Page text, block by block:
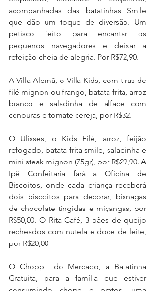
acompanhadas das batatinhas Smile
que dão um toque de diversão. Um
petisco feito para encantar os
pequenos navegadores e deixar a
refeição cheia de alegria. Por R$72,90.
A Villa Alemã, o Villa Kids, com tiras de
filé mignon ou frango, batata frita, arroz
branco e saladinha de alface com
cenouras e tomate cereja, por R$32.
O Ulisses, o Kids Filé, arroz, feijão
refogado, batata frita smile, saladinha e
mini steak mignon (75gr), por R$29,90. A
Ipê Confeitaria fará a Oficina de
Biscoitos, onde cada criança receberá
dois biscoitos para decorar, bisnagas
de chocolate tingidas e miçangas, por
R$50,00. O Rita Café, 3 pães de queijo
recheados com nutela e doce de leite,
por R$20,00
O Chopp  do Mercado, a Batatinha
Gratuita, para a família que estiver